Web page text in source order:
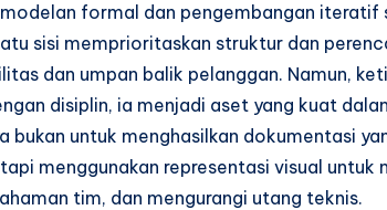
formal dan pengembangan
sisi memprioritaskan struktur dan
dan umpan balik pelanggan. Namun,
disiplin, ia menjadi aset yang kuat
bukan untuk menghasilkan dokumentasi
menggunakan representasi visual untuk
tim, dan mengurangi utang teknis.